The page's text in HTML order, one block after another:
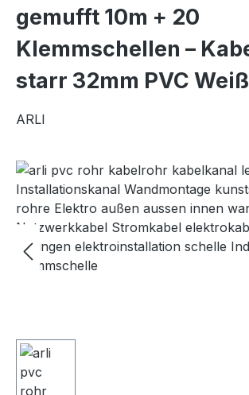
gemufft 10m + 20
Klemmschellen –
starr 32mm PVC Weiß
ARLI
Bildergalerie überspringen